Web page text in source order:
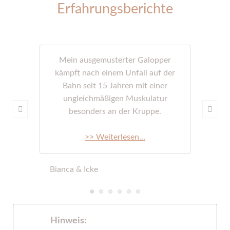
Erfahrungsberichte
Mein ausgemusterter Galopper
kämpft nach einem Unfall auf der
Bahn seit 15 Jahren mit einer
ungleichmäßigen Muskulatur
besonders an der Kruppe.
>> Weiterlesen...
Bianca & Icke
Hinweis: